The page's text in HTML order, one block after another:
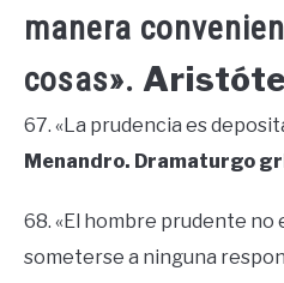
manera
cosas».
67. «La prudencia es
Menandro. Dramaturgo
68. «El hombre prudente no
someterse a ninguna